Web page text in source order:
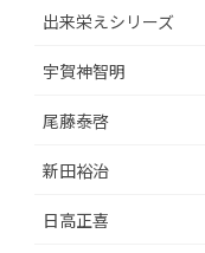
出来栄えシリーズ
宇賀神智明
尾藤泰啓
新田裕治
日高正喜